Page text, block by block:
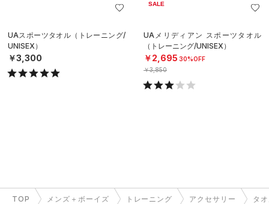
UAスポーツタオル（トレーニング/
UNISEX）
￥3,300
SALE
UAメリディアン スポーツタオル
（トレーニング/UNISEX）
￥2,695 30%OFF
￥3,850
TOP メンズ＋ボーイズ トレーニング アクセサリー タ